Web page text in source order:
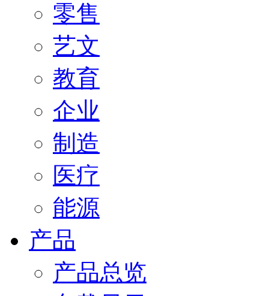
零售
艺文
教育
企业
制造
医疗
能源
产品
产品总览